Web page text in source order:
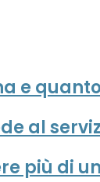
e
al
più di